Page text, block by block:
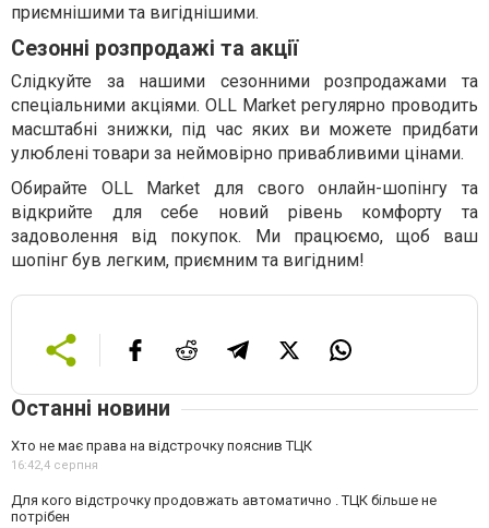
приємнішими та вигіднішими.
Сезонні розпродажі та акції
Слідкуйте за нашими сезонними розпродажами та
спеціальними акціями. OLL Market регулярно проводить
масштабні знижки, під час яких ви можете придбати
улюблені товари за неймовірно привабливими цінами.
Обирайте OLL Market для свого онлайн-шопінгу та
відкрийте для себе новий рівень комфорту та
задоволення від покупок. Ми працюємо, щоб ваш
шопінг був легким, приємним та вигідним!
Останні новини
Хто не має права на відстрочку пояснив ТЦК
16:42,4 серпня
Для кого відстрочку продовжать автоматично . ТЦК більше не
потрібен